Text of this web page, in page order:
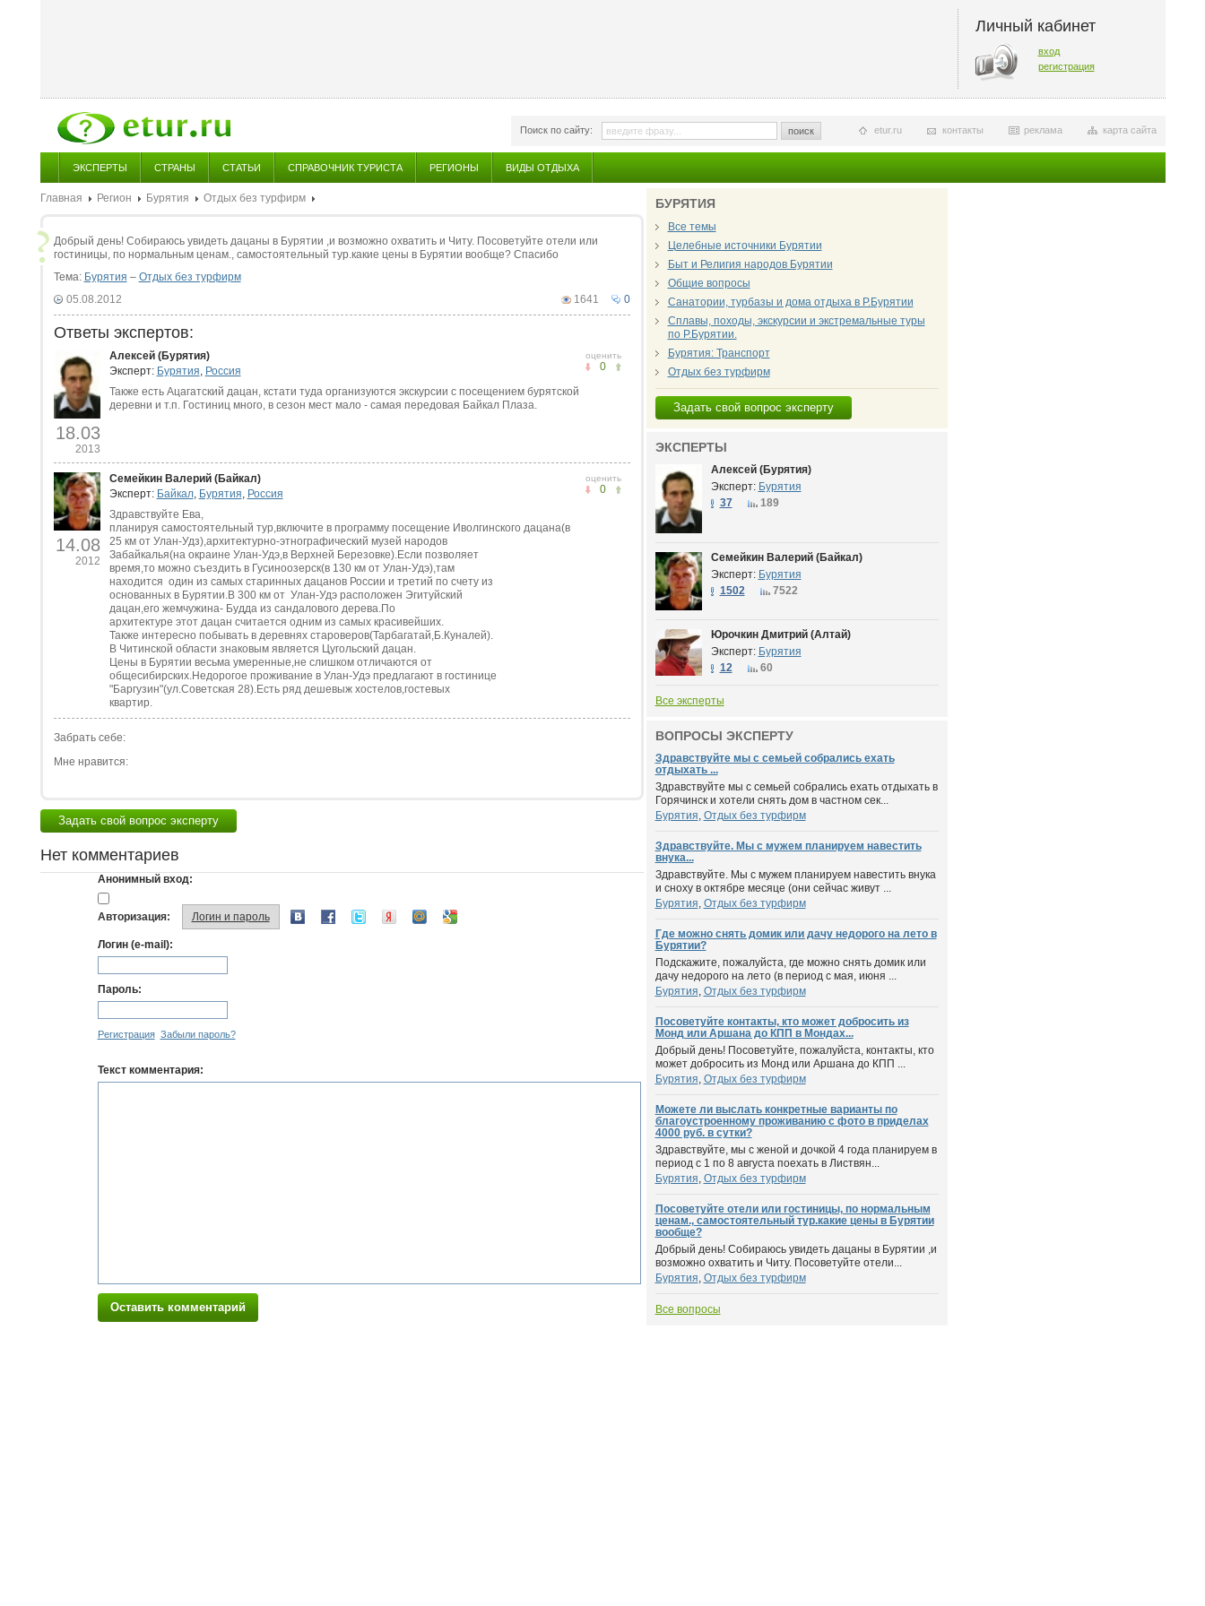
Личный кабинет
вход
регистрация
Поиск по сайту: поиск карта сайта
реклама
контакты
etur.ru
ЭКСПЕРТЫ СТРАНЫ СТАТЬИ СПРАВОЧНИК ТУРИСТА РЕГИОНЫ ВИДЫ ОТДЫХА
Главная Регион Бурятия Отдых без турфирм
Добрый день! Собираюсь увидеть дацаны в Бурятии ,и возможно охватить и Читу. Посоветуйте отели или
гостиницы, по нормальным ценам., самостоятельный тур.какие цены в Бурятии вообще? Спасибо
Тема: Бурятия – Отдых без турфирм
0
1641
05.08.2012
Ответы экспертов:
18.03
2013
оценить
0
Алексей (Бурятия)
Эксперт: Бурятия, Россия
Также есть Ацагатский дацан, кстати туда организуются экскурсии с посещением бурятской
деревни и т.п. Гостиниц много, в сезон мест мало - самая передовая Байкал Плаза.
14.08
2012
оценить
0
Семейкин Валерий (Байкал)
Эксперт: Байкал, Бурятия, Россия
Здравствуйте Ева,
планируя самостоятельный тур,включите в программу посещение Иволгинского дацана(в
25 км от Улан-Удз),архитектурно-этнографический музей народов
Забайкалья(на окраине Улан-Удэ,в Верхней Березовке).Если позволяет
время,то можно съездить в Гусиноозерск(в 130 км от Улан-Удэ),там
находится один из самых старинных дацанов России и третий по счету из
основанных в Бурятии.В 300 км от Улан-Удэ расположен Эгитуйский
дацан,его жемчужина- Будда из сандалового дерева.По
архитектуре этот дацан считается одним из самых красивейших.
Также интересно побывать в деревнях староверов(Тарбагатай,Б.Куналей).
В Читинской области знаковым является Цугольский дацан.
Цены в Бурятии весьма умеренные,не слишком отличаются от
общесибирских.Недорогое проживание в Улан-Удэ предлагают в гостинице
"Баргузин"(ул.Советская 28).Есть ряд дешевыж хостелов,гостевых
квартир.
Забрать себе:
Мне нравится:
Задать свой вопрос эксперту
Нет комментариев
Анонимный вход:
Авторизация: Логин и пароль
Логин (e-mail):
Пароль:
Регистрация Забыли пароль?
Текст комментария:
Оставить комментарий
БУРЯТИЯ
Все темы
Целебные источники Бурятии
Быт и Религия народов Бурятии
Общие вопросы
Санатории, турбазы и дома отдыха в Р.Бурятии
Сплавы, походы, экскурсии и экстремальные туры
по Р.Бурятии.
Бурятия: Транспорт
Отдых без турфирм
Задать свой вопрос эксперту
ЭКСПЕРТЫ
Алексей (Бурятия)
Эксперт: Бурятия
37
189
Семейкин Валерий (Байкал)
Эксперт: Бурятия
1502
7522
Юрочкин Дмитрий (Алтай)
Эксперт: Бурятия
12
60
Все эксперты
ВОПРОСЫ ЭКСПЕРТУ
Здравствуйте мы с семьей собрались ехать
отдыхать ...
Здравствуйте мы с семьей собрались ехать отдыхать в
Горячинск и хотели снять дом в частном сек...
Бурятия Отдых без турфирм
Здравствуйте. Мы с мужем планируем навестить
внука...
Здравствуйте. Мы с мужем планируем навестить внука
и сноху в октябре месяце (они сейчас живут ...
Бурятия Отдых без турфирм
Где можно снять домик или дачу недорого на лето в
Бурятии?
Подскажите, пожалуйста, где можно снять домик или
дачу недорого на лето (в период с мая, июня ...
Бурятия Отдых без турфирм
Посоветуйте контакты, кто может добросить из
Монд или Аршана до КПП в Мондах...
Добрый день! Посоветуйте, пожалуйста, контакты, кто
может добросить из Монд или Аршана до КПП ...
Бурятия Отдых без турфирм
Можете ли выслать конкретные варианты по
благоустроенному проживанию с фото в приделах
4000 руб. в сутки?
Здравствуйте, мы с женой и дочкой 4 года планируем в
период с 1 по 8 августа поехать в Листвян...
Бурятия Отдых без турфирм
Посоветуйте отели или гостиницы, по нормальным
ценам., самостоятельный тур.какие цены в Бурятии
вообще?
Добрый день! Собираюсь увидеть дацаны в Бурятии ,и
возможно охватить и Читу. Посоветуйте отели...
Бурятия Отдых без турфирм
Все вопросы